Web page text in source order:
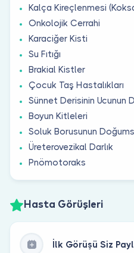
Kalça Kireçlenmesi
Onkolojik Cerrahi
Karaciğer Kisti
Su Fıtığı
Brakial Kistler
Çocuk Taş Hastalıkları
Sünnet Derisinin Ucunun
Boyun Kitleleri
Soluk Borusunun
Üreterovezikal Darlık
Pnömotoraks
Hasta Görüşleri
İlk Görüşü Siz